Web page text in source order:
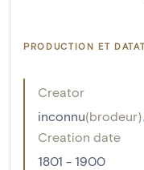
PRODUCTION ET
Creator
inconnu(brodeur)
Creation date
1801 - 1900